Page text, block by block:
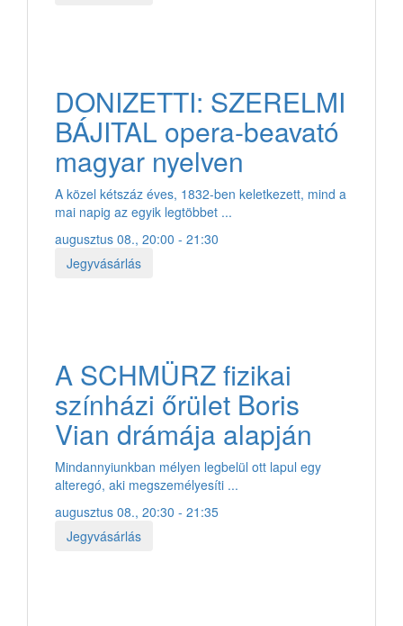
DONIZETTI: SZERELMI
BÁJITAL opera-beavató
magyar nyelven
A közel kétszáz éves, 1832-ben keletkezett, mind a
mai napig az egyik legtöbbet ...
augusztus 08., 20:00 - 21:30
Jegyvásárlás
A SCHMÜRZ fizikai
színházi őrület Boris
Vian drámája alapján
Mindannyiunkban mélyen legbelül ott lapul egy
alteregó, aki megszemélyesíti ...
augusztus 08., 20:30 - 21:35
Jegyvásárlás